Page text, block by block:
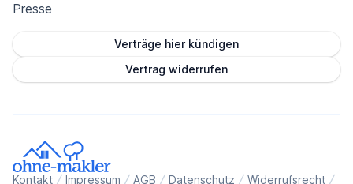
Presse
Verträge hier kündigen
Vertrag widerrufen
Kontakt Impressum AGB Datenschutz Widerrufsrecht